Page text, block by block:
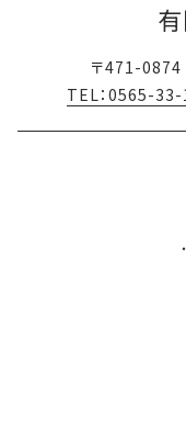
〒471-
TEL：0565-